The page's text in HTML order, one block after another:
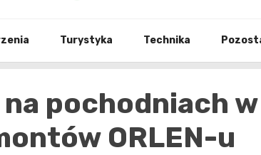
Turystyka Technika
pochodniach w
ORLEN-u